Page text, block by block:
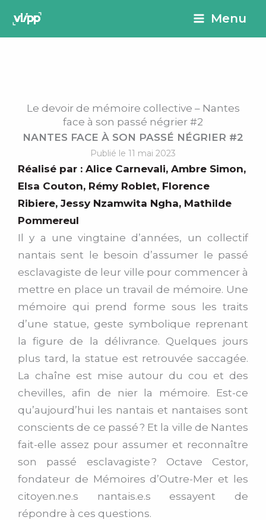
principal
Menu
Le devoir de mémoire collective – Nantes
face à son passé négrier #2
NANTES FACE À SON PASSÉ NÉGRIER #2
Publié le 11 mai 2023
Réalisé par : Alice Carnevali, Ambre Simon,
Elsa Couton, Rémy Roblet, Florence
Ribiere, Jessy Nzamwita Ngha, Mathilde
Pommereul
Il y a une vingtaine d’années, un collectif
nantais sent le besoin d’assumer le passé
esclavagiste de leur ville pour commencer à
mettre en place un travail de mémoire. Une
mémoire qui prend forme sous les traits
d’une statue, geste symbolique reprenant
la figure de la délivrance. Quelques jours
plus tard, la statue est retrouvée saccagée.
La chaîne est mise autour du cou et des
chevilles, afin de nier la mémoire. Est-ce
qu’aujourd’hui les nantais et nantaises sont
conscients de ce passé ? Et la ville de Nantes
fait-elle assez pour assumer et reconnaître
son passé esclavagiste ? Octave Cestor,
fondateur de Mémoires d’Outre-Mer et les
citoyen.ne.s nantais.e.s essayent de
répondre à ces questions.